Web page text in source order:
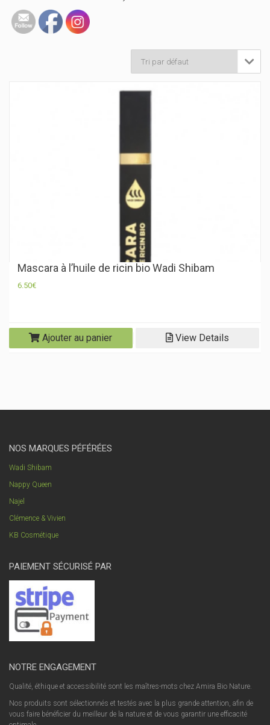

Mascara à l’huile de ricin bio Wadi Shibam
6.50€
Ajouter au panier View Details
NOS MARQUES PÉFÉRÉES
Wadi Shibam
Nappy Queen
Najel
Clémence & Vivien
KB Cosmétique
PAIEMENT SÉCURISÉ PAR
NOTRE ENGAGEMENT
Qualité, éthique et accessibilité sont les maîtres-mots chez Amira Bio Nature.
Nos produits sont sélectionnés et testés avec la plus grande attention, afin de
vous faire bénéficier du meilleur de la nature et de vous garantir une efficacité